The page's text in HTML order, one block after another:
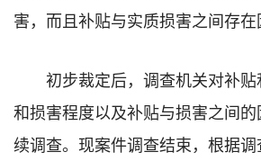
害，而且补贴与实质损害之间存在
初步裁定后，调查机关对补
和损害程度以及补贴与损害之间
续调查。现案件调查结束，根据